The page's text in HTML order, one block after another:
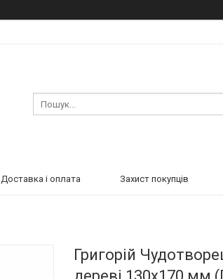
Доставка і оплата Захист покупців
Григорій